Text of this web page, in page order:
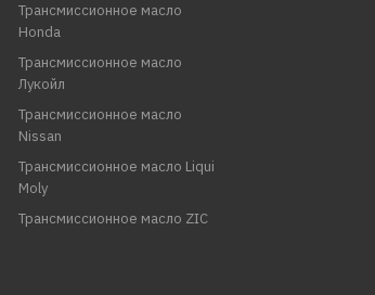
Трансмиссионное масло
Honda
Трансмиссионное масло
Лукойл
Трансмиссионное масло
Nissan
Трансмиссионное масло Liqui
Moly
Трансмиссионное масло ZIC